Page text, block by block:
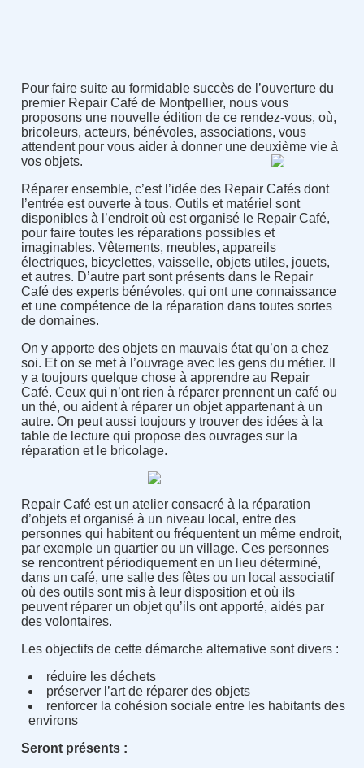
Pour faire suite au formidable succès de l’ouverture du
premier Repair Café de Montpellier, nous vous
proposons une nouvelle édition de ce rendez-vous, où,
bricoleurs, acteurs, bénévoles, associations, vous
attendent pour vous aider à donner une deuxième vie à
vos objets.
Réparer ensemble, c’est l’idée des Repair Cafés dont
l’entrée est ouverte à tous. Outils et matériel sont
disponibles à l’endroit où est organisé le Repair Café,
pour faire toutes les réparations possibles et
imaginables. Vêtements, meubles, appareils
électriques, bicyclettes, vaisselle, objets utiles, jouets,
et autres. D’autre part sont présents dans le Repair
Café des experts bénévoles, qui ont une connaissance
et une compétence de la réparation dans toutes sortes
de domaines.
On y apporte des objets en mauvais état qu’on a chez
soi. Et on se met à l’ouvrage avec les gens du métier. Il
y a toujours quelque chose à apprendre au Repair
Café. Ceux qui n’ont rien à réparer prennent un café ou
un thé, ou aident à réparer un objet appartenant à un
autre. On peut aussi toujours y trouver des idées à la
table de lecture qui propose des ouvrages sur la
réparation et le bricolage.
Repair Café est un atelier consacré à la réparation
d’objets et organisé à un niveau local, entre des
personnes qui habitent ou fréquentent un même endroit,
par exemple un quartier ou un village. Ces personnes
se rencontrent périodiquement en un lieu déterminé,
dans un café, une salle des fêtes ou un local associatif
où des outils sont mis à leur disposition et où ils
peuvent réparer un objet qu’ils ont apporté, aidés par
des volontaires.
Les objectifs de cette démarche alternative sont divers :
réduire les déchets
préserver l’art de réparer des objets
renforcer la cohésion sociale entre les habitants des
environs
Seront présents :